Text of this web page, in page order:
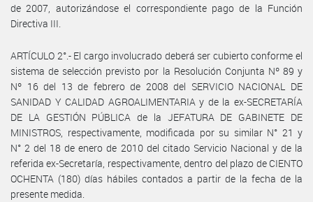
de 2007, autorizándose el correspondiente pago de la Función
Directiva III.
ARTÍCULO 2°.- El cargo involucrado deberá ser cubierto conforme el
sistema de selección previsto por la Resolución Conjunta Nº 89 y
Nº 16 del 13 de febrero de 2008 del SERVICIO NACIONAL DE
SANIDAD Y CALIDAD AGROALIMENTARIA y de la ex-SECRETARÍA
DE LA GESTIÓN PÚBLICA de la JEFATURA DE GABINETE DE
MINISTROS, respectivamente, modificada por su similar N° 21 y
N° 2 del 18 de enero de 2010 del citado Servicio Nacional y de la
referida ex-Secretaría, respectivamente, dentro del plazo de CIENTO
OCHENTA (180) días hábiles contados a partir de la fecha de la
presente medida.